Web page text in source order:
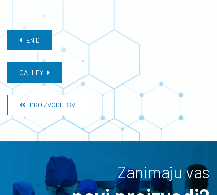
ENID
GALLEY
PROIZVODI - SVE
Zanimaju vas